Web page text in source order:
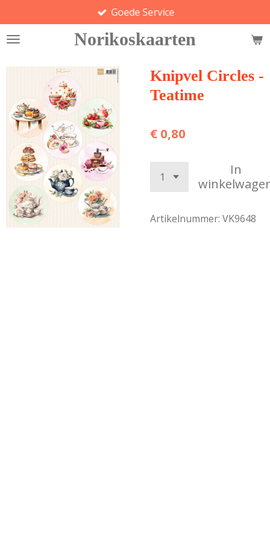
direct
naar
hoofdinhoud
Norikoskaarten
Goede Service
Knipvel Circles -
Teatime
€ 0,80
In
Artikelnummer: VK9648